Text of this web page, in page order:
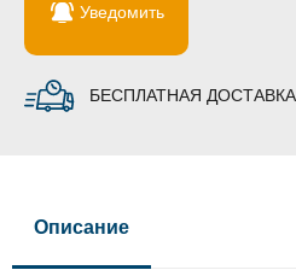
Уведомить
БЕСПЛАТНАЯ
Описание